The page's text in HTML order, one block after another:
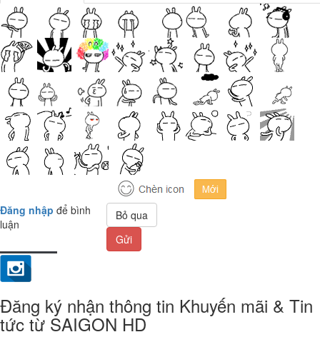
Đăng nhập để bình
luận
Bỏ qua
Gửi
Đăng ký nhận thông tin Khuyến mãi & Tin
tức từ SAIGON HD